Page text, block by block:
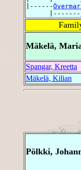
|------
      |-------
Mäkelä,
Spangar, Kreetta
Mäkelä, Kilian
Pölkki,